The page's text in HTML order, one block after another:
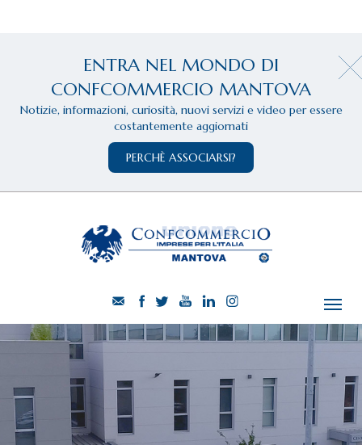
ENTRA NEL MONDO DI
CONFCOMMERCIO MANTOVA
Notizie, informazioni, curiosità, nuovi servizi e video per essere
costantemente aggiornati
PERCHÈ ASSOCIARSI?
CHI SIAMO
SERVIZI
CATEGORIE